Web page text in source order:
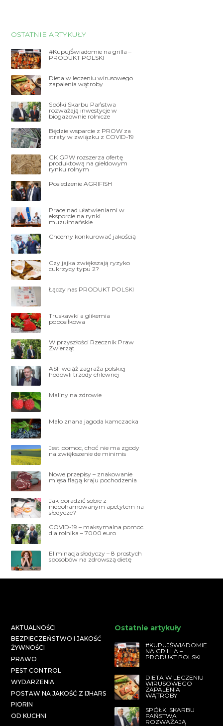
OSTATNIE ARTYKUŁY
#KupujŚwiadomie na grilla –
PRODUKT POLSKI
Dieta w leczeniu wirusowego
zapalenia wątroby
Spółki Skarbu Państwa
rozważają inwestycje w
biogazownie rolnicze
Będzie wsparcie z PROW za
straty w związku z COVID-19
GK GPW rozszerza ofertę
produktową na giełdowym
rynku rolnym
Posiedzenie AGRIFISH
Prace nad ułatwieniami w
eksporcie na rynki
muzułmańskie
Chcemy konkurować jakością
Czy jajka zwiększają ryzyko
cukrzycy typu 2?
Łączy nas PRODUKT POLSKI
Truskawki a glikemia
poposiłkowa
W przyszłości Rzecznik Praw
Zwierząt
ASF wciąż zagraża polskiej
hodowli trzody chlewnej
Maliny na zdrowie
Mało znana jagoda kamczacka
Jest pomoc, choć nie ma zgody
na zwiększenie de minimis
Nowe przepisy – znakowanie
mięsa flagą kraju pochodzenia
Jak poradzić sobie z
niepohamowanym apetytem na
słodycze?
COVID-19 – maksymalna pomoc
dla rolnika – 7000 euro
Eliminacja słodyczy – 8 prostych
sposobów na zdrowszą dietę
AKTUALNOŚCI
BEZPIECZEŃSTWO I JAKOŚĆ
ŻYWNOŚCI
PRAWO
PEST CONTROL
WYDARZENIA
POSTAW NA JAKOŚĆ Z IJHARS
PIORIN
OD KUCHNI
Ostatnie artykuły
#KUPUJŚWIADOMIE
NA GRILLA –
PRODUKT POLSKI
DIETA W LECZENIU
WIRUSOWEGO
ZAPALENIA
WĄTROBY
SPÓŁKI SKARBU
PAŃSTWA
ROZWAŻAJĄ